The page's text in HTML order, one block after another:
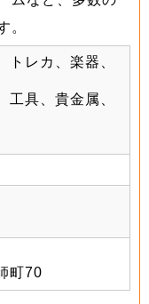
。
トレカ、楽器、
工具、貴金属、
町70